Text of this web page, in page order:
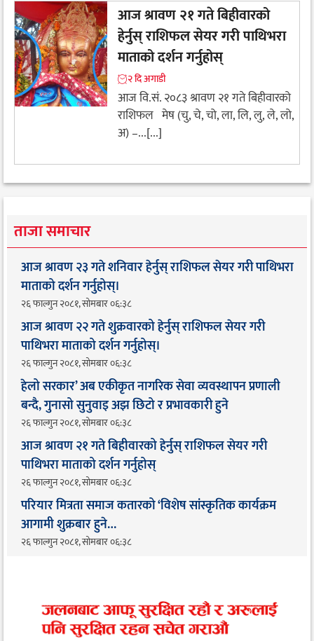
आज श्रावण २१ गते बिहीवारको
हेर्नुस् राशिफल सेयर गरी पाथिभरा
माताको दर्शन गर्नुहोस्
२ दि अगाडी
आज वि.सं. २०८३ श्रावण २१ गते बिहीवारको
राशिफल मेष (चु, चे, चो, ला, लि, लु, ले, लो,
अ) –...[...]
ताजा समाचार
आज श्रावण २३ गते शनिवार हेर्नुस् राशिफल सेयर गरी पाथिभरा
माताको दर्शन गर्नुहोस्।
२६ फाल्गुन २०८१, सोमबार ०६:३८
आज श्रावण २२ गते शुक्रवारको हेर्नुस् राशिफल सेयर गरी
पाथिभरा माताको दर्शन गर्नुहोस्।
२६ फाल्गुन २०८१, सोमबार ०६:३८
हेलो सरकार’ अब एकीकृत नागरिक सेवा व्यवस्थापन प्रणाली
बन्दै, गुनासो सुनुवाइ अझ छिटो र प्रभावकारी हुने
२६ फाल्गुन २०८१, सोमबार ०६:३८
आज श्रावण २१ गते बिहीवारको हेर्नुस् राशिफल सेयर गरी
पाथिभरा माताको दर्शन गर्नुहोस्
२६ फाल्गुन २०८१, सोमबार ०६:३८
परियार मित्रता समाज कतारको ‘विशेष सांस्कृतिक कार्यक्रम
आगामी शुक्रबार हुने…
२६ फाल्गुन २०८१, सोमबार ०६:३८